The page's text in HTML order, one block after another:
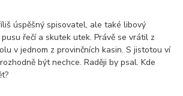
úspěšný spisovatel, ale také libový
řečí a skutek utek. Právě se vrátil z
v jednom z provinčních kasin. S jistotou ví
být nechce. Raději by psal. Kde